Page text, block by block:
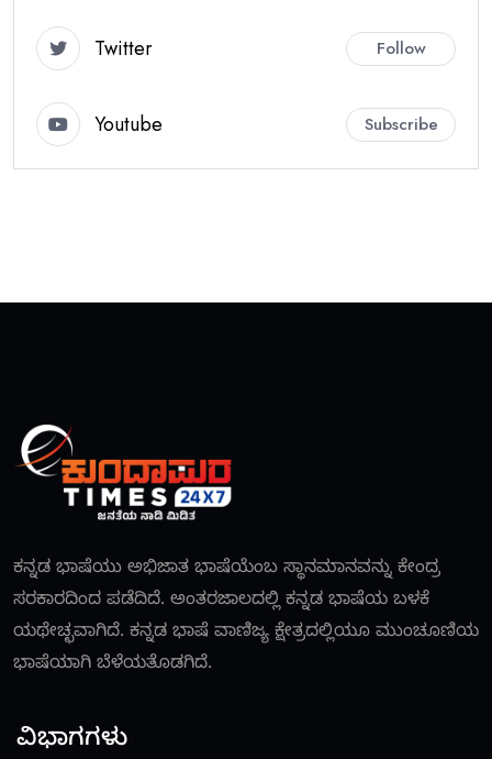
Twitter Follow
Youtube Subscribe
ಕನ್ನಡ ಭಾಷೆಯು ಅಭಿಜಾತ ಭಾಷೆಯೆಂಬ ಸ್ಥಾನಮಾನವನ್ನು ಕೇಂದ್ರ
ಸರಕಾರದಿಂದ ಪಡೆದಿದೆ. ಅಂತರಜಾಲದಲ್ಲಿ ಕನ್ನಡ ಭಾಷೆಯ ಬಳಕೆ
ಯಥೇಚ್ಛವಾಗಿದೆ. ಕನ್ನಡ ಭಾಷೆ ವಾಣಿಜ್ಯ ಕ್ಷೇತ್ರದಲ್ಲಿಯೂ ಮುಂಚೂಣಿಯ
ಭಾಷೆಯಾಗಿ ಬೆಳೆಯತೊಡಗಿದೆ.
ವಿಭಾಗಗಳು